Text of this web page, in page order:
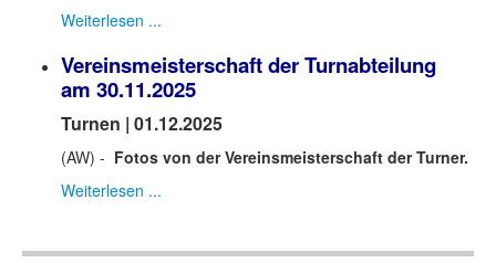
Weiterlesen ...
Vereinsmeisterschaft der Turnabteilung
am 30.11.2025
Turnen | 01.12.2025
(AW) - Fotos von der Vereinsmeisterschaft der Turner.
Weiterlesen ...